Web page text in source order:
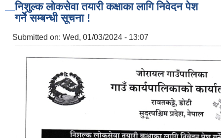
निशुल्क लोकसेवा तयारी कक्षाका लागि निवेदन पेश
गर्ने सम्बन्धी सूचना !
Submitted on: Wed, 01/03/2024 - 13:07